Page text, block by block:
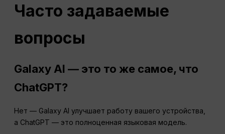
Часто задаваемые
вопросы
Galaxy AI — это то же самое, что
ChatGPT?
Нет — Galaxy AI улучшает работу вашего устройства,
а ChatGPT — это полноценная языковая модель.